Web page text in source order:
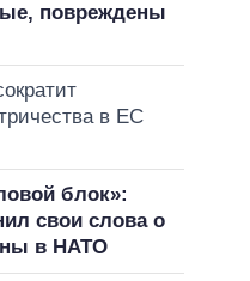
повреждены
в ЕС
блок»:
свои слова о
в НАТО